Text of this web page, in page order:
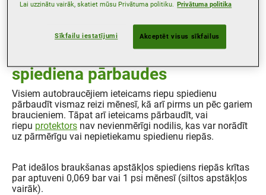
nodrošina ilgāku riepu kalpošanas laiku — riepām ar
Ļoti svarīgas ir regulāras
spiediena pārbaudes
Visiem autobraucējiem ieteicams riepu spiedienu
pārbaudīt vismaz reizi mēnesī, kā arī pirms un pēc gariem
braucieniem. Tāpat arī ieteicams pārbaudīt, vai
riepu protektors nav nevienmērīgi nodilis, kas var norādīt
uz pārmērīgu vai nepietiekamu spiedienu riepās.
Pat ideālos braukšanas apstākļos spiediens riepās krītas
par aptuveni 0,069 bar vai 1 psi mēnesī (siltos apstākļos
vairāk).
Lai uzzinātu vairāk, skatiet mūsu Privātuma politiku. Privātuma politika
Sīkfailu iestatījumi Akceptēt visus sīkfailus